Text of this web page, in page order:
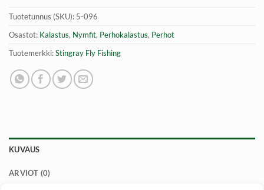
Tuotetunnus (SKU): 5-096
Osastot: Kalastus, Nymfit, Perhokalastus, Perhot
Tuotemerkki:Stingray Fly Fishing
KUVAUS
ARVIOT (0)